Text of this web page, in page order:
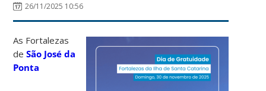
26/11/2025 10:56
As Fortalezas
deSão José da
Ponta